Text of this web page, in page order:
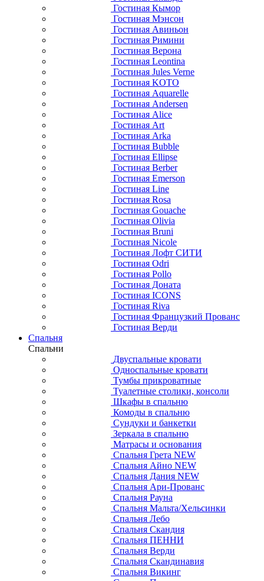
Гостиная Кымор
Гостиная Мэнсон
Гостиная Авиньон
Гостиная Римини
Гостиная Верона
Гостиная Leontina
Гостиная Jules Verne
Гостиная KOTO
Гостиная Aquarelle
Гостиная Andersen
Гостиная Alice
Гостиная Art
Гостиная Arka
Гостиная Bubble
Гостиная Ellipse
Гостиная Berber
Гостиная Emerson
Гостиная Line
Гостиная Rosa
Гостиная Gouache
Гостиная Olivia
Гостиная Bruni
Гостиная Nicole
Гостиная Лофт СИТИ
Гостиная Odri
Гостиная Pollo
Гостиная Доната
Гостиная ICONS
Гостиная Riva
Гостиная Французкий Прованс
Гостиная Верди
Спальня
Спальни
Двуспальные кровати
Односпальные кровати
Тумбы прикроватные
Туалетные столики, консоли
Шкафы в спальню
Комоды в спальню
Сундуки и банкетки
Зеркала в спальню
Матрасы и основания
Спальня Грета NEW
Спальня Айно NEW
Спальня Дания NEW
Спальня Ари-Прованс
Спальня Рауна
Спальня Мальта/Хельсинки
Спальня Лебо
Спальня Скандия
Спальня ПЕННИ
Спальня Верди
Спальня Скандинавия
Спальня Викинг